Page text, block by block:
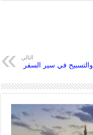
التالي
والتسبيح في سير السفر